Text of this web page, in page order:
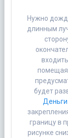
Нужно
длинным
помещая
будет
Деньги
границу в
рисунке